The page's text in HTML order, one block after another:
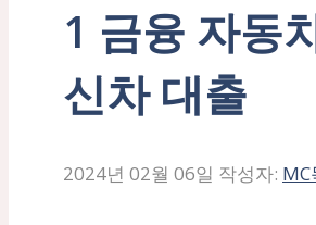
1 금융 자동
신차 대출
2024년 02월 06일 작성자: MC